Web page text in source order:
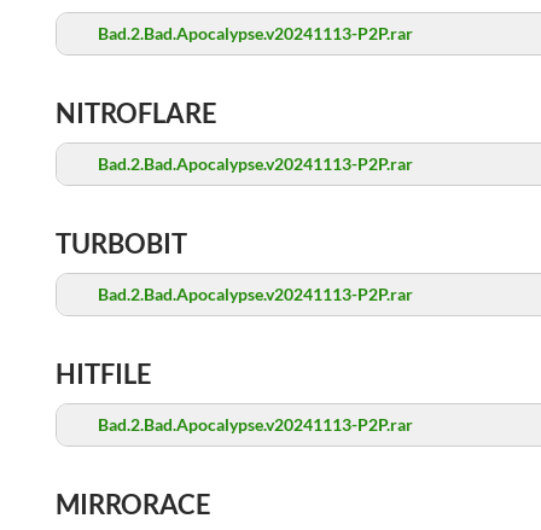
Bad.2.Bad.Apocalypse.v20241113-P2P.rar
NITROFLARE
Bad.2.Bad.Apocalypse.v20241113-P2P.rar
TURBOBIT
Bad.2.Bad.Apocalypse.v20241113-P2P.rar
HITFILE
Bad.2.Bad.Apocalypse.v20241113-P2P.rar
MIRRORACE